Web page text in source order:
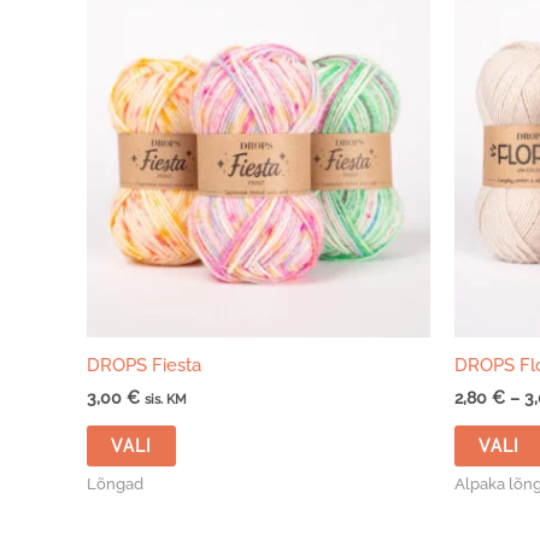
DROPS Fiesta
3,00 € sis. KM
VALI
Sellel
Lõngad
DROPS
2,80 € –
VALI
Alpaka